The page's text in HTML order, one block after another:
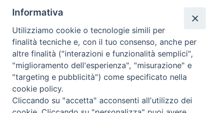
Home Il Vescovo Diocesi Pastorale
Liturgia
Beni Culturali
Modulistica
Casa dioc. di Spagliagrano Webmail
Informativa
Utilizziamo cookie o tecnologie simili per
finalità tecniche e, con il tuo consenso, anche per
altre finalità ("interazioni e funzionalità semplici",
"miglioramento dell'esperienza", "misurazione" e
"targeting e pubblicità") come specificato nella
cookie policy.
Cliccando su "accetta" acconsenti all'utilizzo dei